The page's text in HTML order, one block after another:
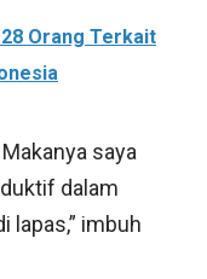
Orang Terkait
saya
dalam
lapas,” imbuh